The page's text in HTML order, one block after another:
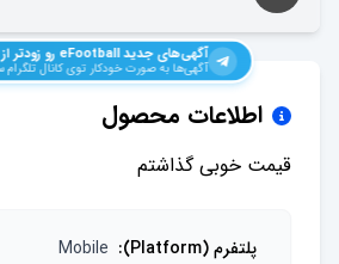
آگهی‌های جدیدeFootball رو زودتر
آگهی‌ها به صورت خودکار توی کانال
اطلاعات محصول
قیمت خوبی گذاشتم
پلتفرم (Platform) :
Mobile